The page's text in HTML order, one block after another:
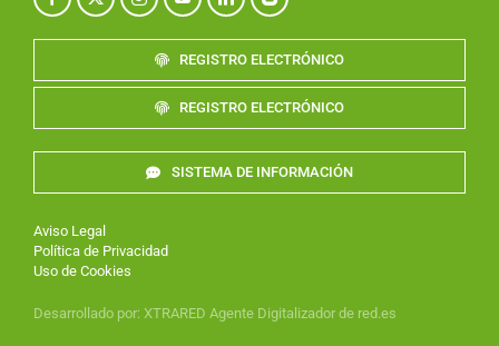
REGISTRO ELECTRÓNICO
REGISTRO ELECTRÓNICO
SISTEMA DE INFORMACIÓN
Aviso Legal
Política de Privacidad
Uso de Cookies
Desarrollado por: XTRARED Agente Digitalizador de red.es